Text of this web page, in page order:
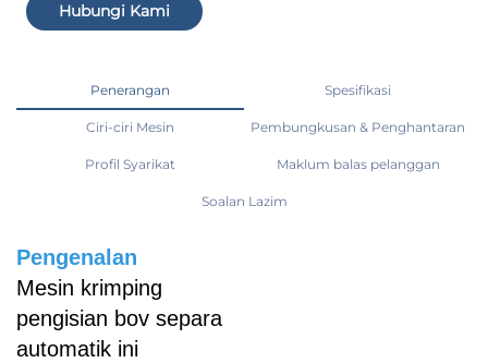
Hubungi Kami
Penerangan Spesifikasi
Ciri-ciri Mesin Pembungkusan & Penghantaran
Profil Syarikat Maklum balas pelanggan
Soalan Lazim
Pengenalan
Mesin krimping
pengisian bov separa
automatik ini